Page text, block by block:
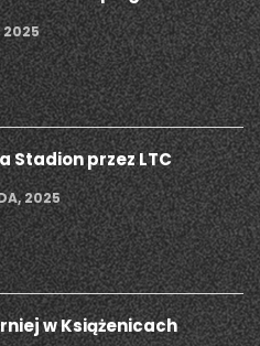
2025
Stadion przez LTC
2025
w Książenicach